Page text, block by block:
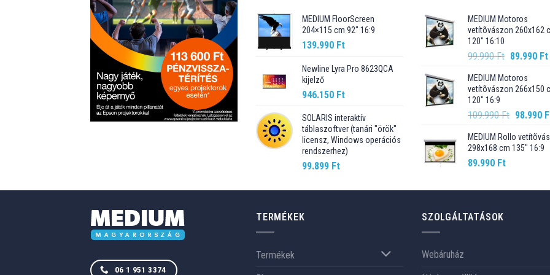
MEDIUM FloorScreen
204×115 cm 92″ 16:9
139.990 Ft
Newline Lyra Pro 8623QCA
kijelző
946.150 Ft
SOLARIS interaktív
táblaszoftver (tanári "örök"
licensz, Windows operációs
rendszerhez)
99.899 Ft
MEDIUM Motoros
vetítõvászon 260x162
120" 16:10
99.990Ft Original
was:
99.990 Ft.
89.990 Ft
MEDIUM Motoros
vetítõvászon 266x150
120" 16:9
109.990Ft Original
was:
109.990
98.990
MEDIUM Rollo
298x168 cm 135" 16:9
89.990 Ft
06 1 951 3374
TERMÉKEK
Termékek
SZOLGÁLTATÁSOK
Webáruház